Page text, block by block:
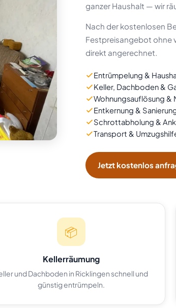
ganzer Haushalt — wir
Nach der kostenlosen
Festpreisangebot ohne
direkt angerechnet.
Entrümpelung &
Keller, Dachboden &
Wohnungsauflösung &
Entkernung &
Schrottabholung &
Transport &
Jetzt kostenlos
📦
Kellerräumung
und Dachboden in Ricklingen schnell und
günstig entrümpeln.